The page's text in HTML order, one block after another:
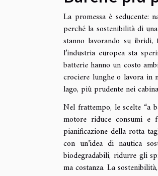
La promessa è seducente:
perché la sostenibilità di
stanno lavorando su
l’industria europea sta
batterie hanno un costo
crociere lunghe o lavora in
lago, più prudente nei
Nel frattempo, le scelte “a
motore riduce consumi e
pianificazione della rotta
con un’idea di nautica
biodegradabili, ridurre gli
ma costanza. La